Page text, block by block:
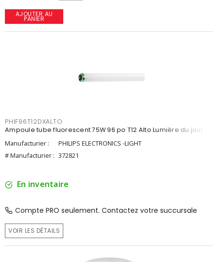
AJOUTER AU
PANIER
PHIF96T12DXALTO
Ampoule tube fluorescent 75W 96 po T12 Alto Lumière du jour
Manufacturier :
PHILIPS ELECTRONICS -LIGHT
# Manufacturier : 372821
En inventaire
Compte PRO seulement. Contactez votre succursale
VOIR LES DÉTAILS